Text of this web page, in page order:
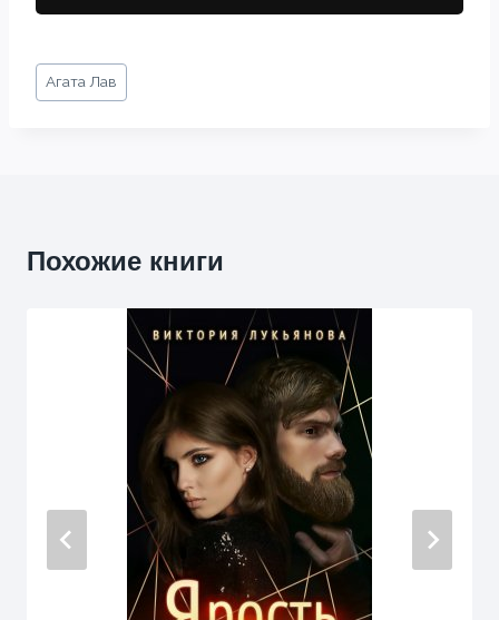
Метки
записи:
Агата Лав
Похожие книги